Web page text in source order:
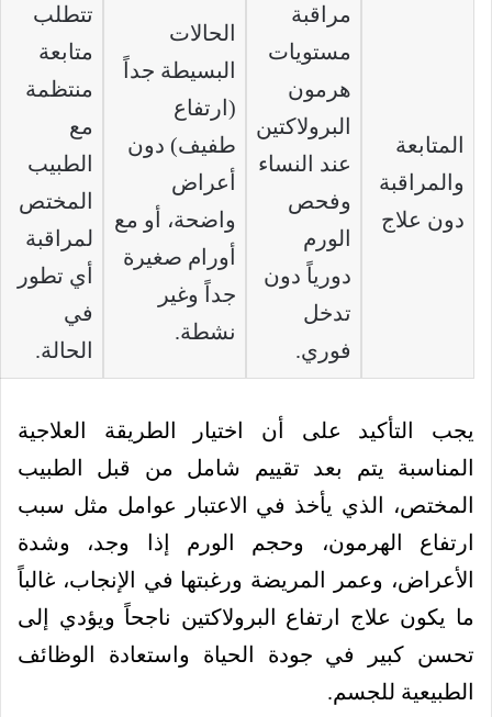
المتابعة
والمراقبة
دون علاج
مراقبة
مستويات
هرمون
البرولاكتين
عند النساء
وفحص
الورم
دورياً دون
تدخل
فوري.
الحالات
البسيطة جداً
(ارتفاع
طفيف) دون
أعراض
واضحة، أو مع
أورام صغيرة
جداً وغير
نشطة.
تتطلب
متابعة
منتظمة
مع
الطبيب
المختص
لمراقبة
أي تطور
في
الحالة.
يجب التأكيد على أن اختيار الطريقة العلاجية
المناسبة يتم بعد تقييم شامل من قبل الطبيب
المختص، الذي يأخذ في الاعتبار عوامل مثل سبب
ارتفاع الهرمون، وحجم الورم إذا وجد، وشدة
الأعراض، وعمر المريضة ورغبتها في الإنجاب، غالباً
ما يكون علاج ارتفاع البرولاكتين ناجحاً ويؤدي إلى
تحسن كبير في جودة الحياة واستعادة الوظائف
الطبيعية للجسم.